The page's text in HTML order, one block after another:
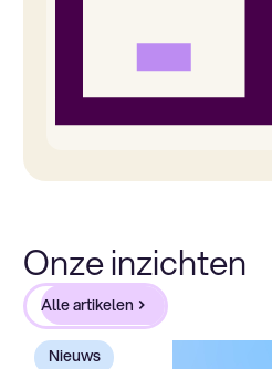
Onze inzichten
Alle artikelen
Nieuws